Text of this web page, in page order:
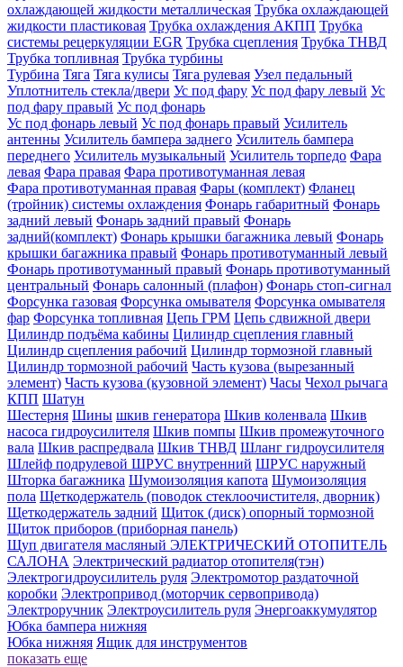
охлаждающей жидкости металлическая Трубка охлаждающей
жидкости пластиковая Трубка охлаждения АКПП Трубка
системы рецеркуляции EGR Трубка сцепления Трубка ТНВД
Трубка топливная Трубка турбины
Турбина Тяга Тяга кулисы Тяга рулевая Узел педальный
Уплотнитель стекла/двери Ус под фару Ус под фару левый Ус
под фару правый Ус под фонарь
Ус под фонарь левый Ус под фонарь правый Усилитель
антенны Усилитель бампера заднего Усилитель бампера
переднего Усилитель музыкальный Усилитель торпедо Фара
левая Фара правая Фара противотуманная левая
Фара противотуманная правая Фары (комплект) Фланец
(тройник) системы охлаждения Фонарь габаритный Фонарь
задний левый Фонарь задний правый Фонарь
задний(комплект) Фонарь крышки багажника левый Фонарь
крышки багажника правый Фонарь противотуманный левый
Фонарь противотуманный правый Фонарь противотуманный
центральный Фонарь салонный (плафон) Фонарь стоп-сигнал
Форсунка газовая Форсунка омывателя Форсунка омывателя
фар Форсунка топливная Цепь ГРМ Цепь сдвижной двери
Цилиндр подъёма кабины Цилиндр сцепления главный
Цилиндр сцепления рабочий Цилиндр тормозной главный
Цилиндр тормозной рабочий Часть кузова (вырезанный
элемент) Часть кузова (кузовной элемент) Часы Чехол рычага
КПП Шатун
Шестерня Шины шкив генератора Шкив коленвала Шкив
насоса гидроусилителя Шкив помпы Шкив промежуточного
вала Шкив распредвала Шкив ТНВД Шланг гидроусилителя
Шлейф подрулевой ШРУС внутренний ШРУС наружный
Шторка багажника Шумоизоляция капота Шумоизоляция
пола Щеткодержатель (поводок стеклоочистителя, дворник)
Щеткодержатель задний Щиток (диск) опорный тормозной
Щиток приборов (приборная панель)
Щуп двигателя масляный ЭЛЕКТРИЧЕСКИЙ ОТОПИТЕЛЬ
САЛОНА Электрический радиатор отопителя(тэн)
Электрогидроусилитель руля Электромотор раздаточной
коробки Электропривод (моторчик сервопривода)
Электроручник Электроусилитель руля Энергоаккумулятор
Юбка бампера нижняя
Юбка нижняя Ящик для инструментов
показать еще